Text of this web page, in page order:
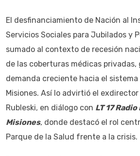
El desfinanciamiento de Nación al
Servicios Sociales para Jubilados y
sumado al contexto de recesión
de las coberturas médicas privadas,
demanda creciente hacia el
Misiones. Así lo advirtió el exdirector
Rubleski, en diálogo con LT 17
Misiones, donde destacó el rol
Parque de la Salud frente a la crisis.